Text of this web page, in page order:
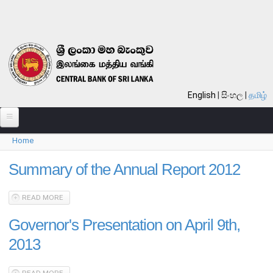
English සිංහල தமிழ்
பற்றி
வங்கி பற்றி
பொது நோக்கு
தொலைநோக்கு, பணி, பெறுமானம்
குறிக்கோள்கள்
தொழிற்பாடுகள்
You are here
Home
Summary of the Annual Report 2012
READ MORE
Governor's Presentation on April 9th,
2013